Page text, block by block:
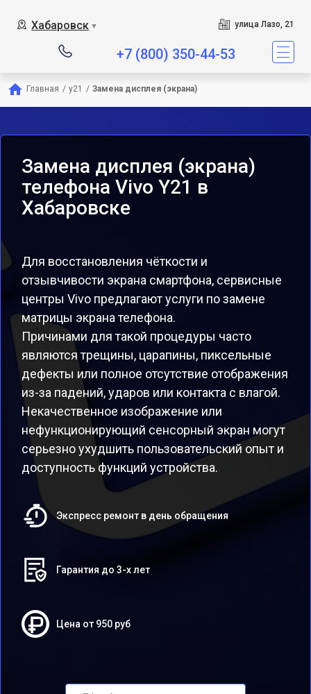
Хабаровск ▼ улица Лазо, 21
+7 (800) 350-44-53
Главная / y21 / Замена дисплея (экрана)
Замена дисплея (экрана)
телефона Vivo Y21 в
Хабаровске
Для восстановления чёткости и
отзывчивости экрана смартфона, сервисные
центры Vivo предлагают услуги по замене
матрицы экрана телефона.
Причинами для такой процедуры часто
являются трещины, царапины, пиксельные
дефекты или полное отсутствие отображения
из-за падений, ударов или контакта с влагой.
Некачественное изображение или
нефункционирующий сенсорный экран могут
серьезно ухудшить пользовательский опыт и
доступность функций устройства.
Экспресс ремонт в день обращения
Гарантия до 3-х лет
Цена от 950 руб